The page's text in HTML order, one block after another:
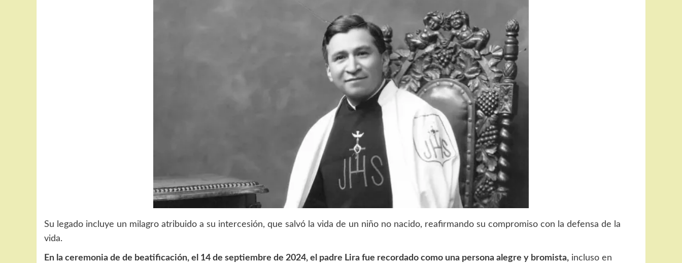
Su legado incluye un milagro atribuido a su intercesión, que salvó la vida de un niño no nacido, reafirmando su compromiso con la defensa de la
vida.
En la ceremonia de de beatificación, el 14 de septiembre de 2024, el padre Lira fue recordado como una persona alegre y bromista, incluso en